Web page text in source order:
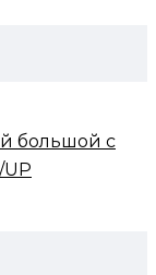
большой с